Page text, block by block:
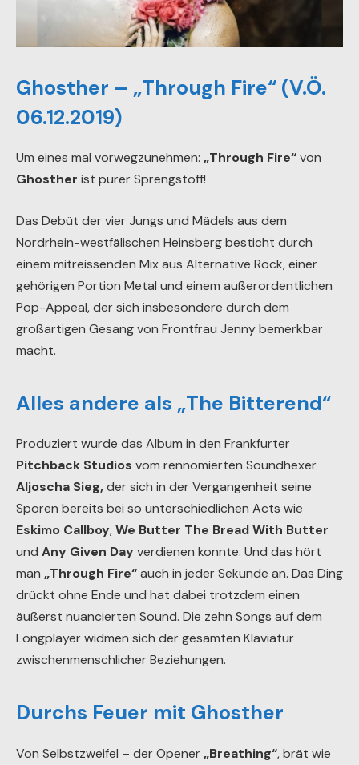
Ghosther – „Through Fire“ (V.Ö.
06.12.2019)
Um eines mal vorwegzunehmen: „Through Fire“von
Ghosther ist purer Sprengstoff!
Das Debüt der vier Jungs und Mädels aus dem
Nordrhein-westfälischen Heinsberg besticht durch
einem mitreissenden Mix aus Alternative Rock, einer
gehörigen Portion Metal und einem außerordentlichen
Pop-Appeal, der sich insbesondere durch dem
großartigen Gesang von Frontfrau Jenny bemerkbar
macht.
Alles andere als „The Bitterend“
Produziert wurde das Album in den Frankfurter
Pitchback Studios vom rennomierten Soundhexer
Aljoscha Sieg,der sich in der Vergangenheit seine
Sporen bereits bei so unterschiedlichen Acts wie
Eskimo Callboy,We Butter The Bread With Butter
und Any Given Day verdienen konnte. Und das hört
man „Through Fire“auch in jeder Sekunde an. Das Ding
drückt ohne Ende und hat dabei trotzdem einen
äußerst nuancierten Sound. Die zehn Songs auf dem
Longplayer widmen sich der gesamten Klaviatur
zwischenmenschlicher Beziehungen.
Durchs Feuer mit Ghosther
Von Selbstzweifel – der Opener „Breathing“, brät wie